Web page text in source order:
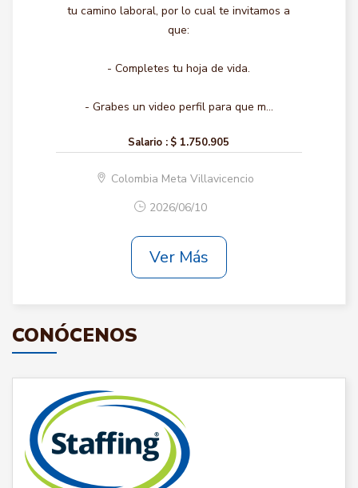
tu camino laboral, por lo cual te invitamos a
que:
- Completes tu hoja de vida.
- Grabes un video perfil para que m...
Salario : $ 1.750.905
Colombia Meta Villavicencio
2026/06/10
Ver Más
CONÓCENOS